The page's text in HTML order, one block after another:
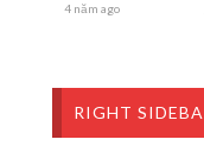
4 năm ago
RIGHT